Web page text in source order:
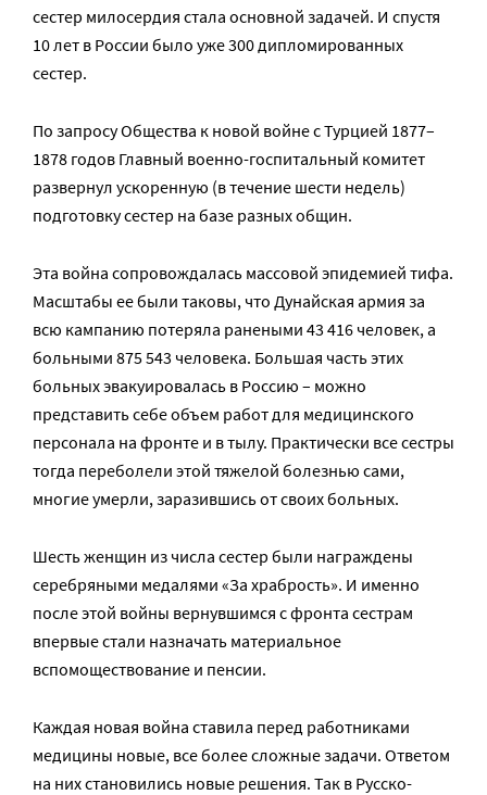
сестер ми­лосердия стала основной задачей. И спустя
10 лет в России было уже 300 дипломированных
сестер.
По запросу Общества к новой войне с Турцией 1877–
1878 годов Главный военно-госпитальный комитет
развернул ускоренную (в течение шести недель)
подготовку сестер на базе разных общин.
Эта война сопровождалась массовой эпидемией тифа.
Масштабы ее были таковы, что Дунайская армия за
всю кампанию потеряла ранеными 43 416 человек, а
больными 875 543 человека. Большая часть этих
больных эвакуировалась в Россию – можно
представить себе объем работ для медицинского
персонала на фронте и в тылу. Практически все сестры
тогда переболели этой тяжелой болезнью сами,
многие умерли, заразившись от своих больных.
Шесть женщин из числа сестер были награждены
серебряными медалями «За храбрость». И именно
после этой войны вернувшимся с фронта сестрам
впервые стали назначать материальное
вспомоществование и пенсии.
Каждая новая война ставила перед работниками
медицины новые, все более сложные задачи. Ответом
на них становились новые решения. Так в Русско-